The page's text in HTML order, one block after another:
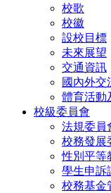
校歌
校徽
設校目標
未來展望
交通資訊
國內外交
體育活動
校級委員會
法規委員
校務發展
性別平等
學生申訴
校務基金